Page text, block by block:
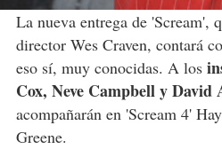
La nueva entrega de 'Scream',
director Wes Craven, contará
eso sí, muy conocidas. A los
Cox, Neve Campbell y David
acompañarán en 'Scream 4'
Greene.